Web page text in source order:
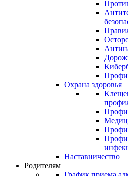
Охрана здоровья
Наставничество
Родителям